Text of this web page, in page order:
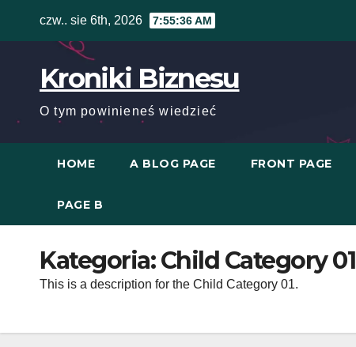
czw.. sie 6th, 2026 7:55:36 AM
Kroniki Biznesu
O tym powinieneś wiedzieć
HOME A BLOG PAGE FRONT PAGE
PAGE B
Kategoria:Child Category 01
This is a description for the Child Category 01.